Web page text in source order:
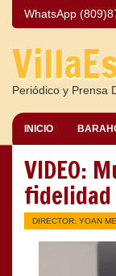
WhatsApp
Periódico y Prensa
INICIO
VIDEO:
DIRECTOR: YOAN